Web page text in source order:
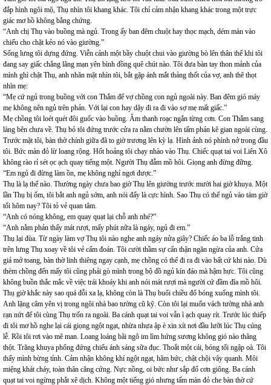
đắp hình ngôi mộ, Thụ nhìn tôi khang khác. Tôi chỉ cảm nhận khang khác trong một trực
giác mơ hồ không bằng chứng.
“Anh chị Thụ vào buồng mà ngủ. Trong ấy ban đêm chuột hay thọc mạch, dém màn vào
chiếu cho chặt kẻo nó vào giường.”
Sống lưng tôi dựng đứng. Viễn cảnh một bầy chuột chui vào giường bò lên thân thể khi tôi
đang say giấc chẳng lãng mạn yên bình đồng quê chút nào. Tôi đưa bàn tay thon mảnh của
mình ghì chặt Thụ, anh nhăn mặt nhìn tôi, bắt gặp ánh mắt thảng thốt của vợ, anh thẽ thọt
nhìn mẹ:
“Mẹ cứ ngủ trong buồng với con Thắm để vợ chồng con ngủ ngoài này. Ban đêm gió máy
mẹ không nên ngủ trên phản. Với lại con hay dậy đi ra đi vào sợ mẹ mất giấc.”
Mẹ chồng tôi loét quét đôi guốc vào buồng. Âm thanh roạc ngắn từng cơn. Con Thắm sang
làng bên chưa về. Thụ bỏ tôi đứng trước cửa ra nằm chườn lên tấm phản kê gian ngoài cùng.
Trước mặt tôi, bàn thờ chính giữa đã to giờ trương lên kỳ lạ. Hình ảnh nó phình nở trong đầu
tôi. Bức màn đỏ lừ loang rộng. Hốt hoảng tôi chạy nhào vào Thụ. Chiếc quạt tai voi Liên Xô
không rào rỉ sét ọc ạch quay tiếng một. Người Thụ đẫm mồ hôi. Giọng anh đừng đững.
“Em ngủ đi đừng làm ồn, mẹ không nghỉ ngơi được.”
Thụ là lạ thế nào. Thường ngày chưa bao giờ Thụ lên giường trước mười hai giờ khuya. Một
lần Thụ bị ốm, tôi bắt anh ngủ sớm, anh nói đấy là cực hình. Sao Thụ có thể ngủ vào tám giờ
tối hôm nay? Tôi tỏ vẻ quan tâm.
“Anh có nóng không, em quay quạt lại chỗ anh nhé?”
“Anh nằm phản thấy mát rượi, mấy phút nữa là ngáy, ngủ đi em.”
Thụ lại đùa. Từ ngày làm vợ Thụ tôi nào nghe anh ngáy nửa giây? Chiếc áo ba lỗ trắng tinh
trên lưng Thụ xoay về tôi vẻ cấm đoán. Tôi cười thầm sự cẩn thận ngăn ngừa của anh. Cửa
giả mở toang, bàn thờ linh thiêng ngay cạnh, mẹ chồng có thể đi ra đi vào bất cứ khi nào. Dù
thèm chồng đến mấy tôi cũng phải gò mình trong bộ đồ ngủ kín đáo mà hậm hực. Tôi cũng
không buồn thắc mắc về việc trái khoáy khi anh nói mát rượi mà người cứ đầm đìa mồ hôi.
Thụ giờ khắc này sao quá đỗi xa lạ, không còn là Thụ buổi chiều đổ bóng xuống mình tôi.
Anh lặng câm yên vị trong ngôi nhà bao tường cũ kỹ. Còn tôi lại muốn vách tường nhà anh
rạn nứt để tôi cùng Thụ trốn ra ngoài. Ba cánh quạt tai voi vẫn ì ạch quay rít. Trước lúc thiếp
đi tôi mơ hồ nghe lại cái giọng ngột ngạt, nhừa nhựa ập è xin xít nơi đầu lưỡi lúc Thụ cúng
lễ. Rồi tôi rơi vào mê man. Loang loáng bãi ngô im lìm hứng sương không gió nào thãng
thột. Trăng khuya phổng đứng chiếu ánh sáng sữa đục. Thoắt một cái, bóng tối ngập oà. Tôi
thấy mình bừng tỉnh. Cảm nhận không khí ngột ngạt, hãm bức, chật chội vây quanh. Môi
miệng khát cháy, toàn thân căng cứng. Nực nồng, oi bức như sắp đổ cơn giông. Ba cánh
quạt tai voi ngừng phắt xê dịch. Không một tiếng gió nhưng tấm màn đỏ che bàn thờ cứ